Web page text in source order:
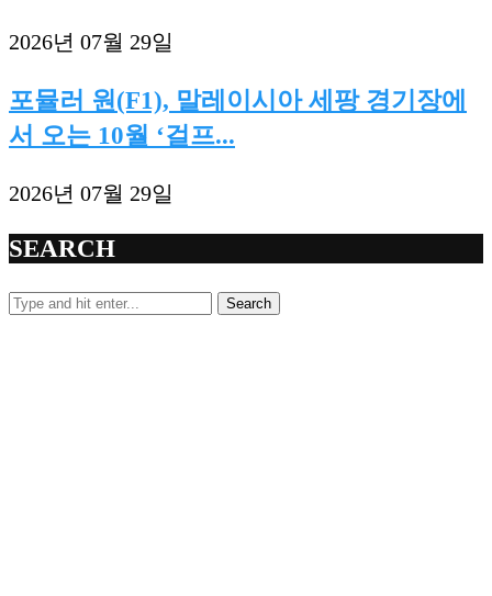
2026년 07월 29일
포뮬러 원(F1), 말레이시아 세팡 경기장에
서 오는 10월 ‘걸프...
2026년 07월 29일
SEARCH
Search